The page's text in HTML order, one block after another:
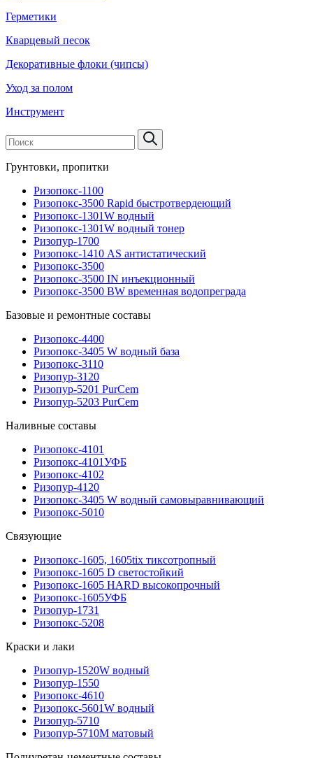
Герметики
Кварцевый песок
Декоративные флоки (чипсы)
Уход за полом
Инструмент
Грунтовки, пропитки
Ризопокс-1100
Ризопокс-3500 Rapid быстротвердеющий
Ризопокс-1301W водный
Ризопокс-1301W водный тонер
Ризопур-1700
Ризопокс-1410 AS антистатический
Ризопокс-3500
Ризопокс-3500 IN инъекционный
Ризопокс-3500 BW временная водопреграда
Базовые и ремонтные составы
Ризопокс-4400
Ризопокс-3405 W водный база
Ризопокс-3110
Ризопур-3120
Ризопур-5201 PurCem
Ризопур-5203 PurCem
Наливные составы
Ризопокс-4101
Ризопокс-4101УФБ
Ризопокс-4102
Ризопур-4120
Ризопокс-3405 W водный самовыравнивающий
Ризопокс-5010
Связующие
Ризопокс-1605, 1605tix тиксотропный
Ризопокс-1605 D светостойкий
Ризопокс-1605 HARD высокопрочный
Ризопокс-1605УФБ
Ризопур-1731
Ризопокс-5208
Краски и лаки
Ризопур-1520W водный
Ризопур-1550
Ризопокс-4610
Ризопокс-5601W водный
Ризопур-5710
Ризопур-5710М матовый